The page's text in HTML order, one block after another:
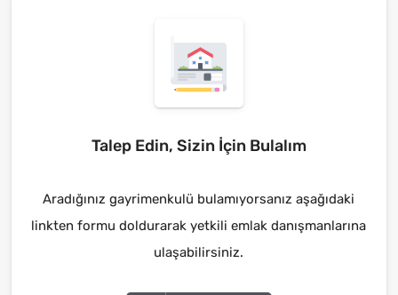
Talep Edin, Sizin İçin Bulalım
Aradığınız gayrimenkulü bulamıyorsanız aşağıdaki
linkten formu doldurarak yetkili emlak danışmanlarına
ulaşabilirsiniz.